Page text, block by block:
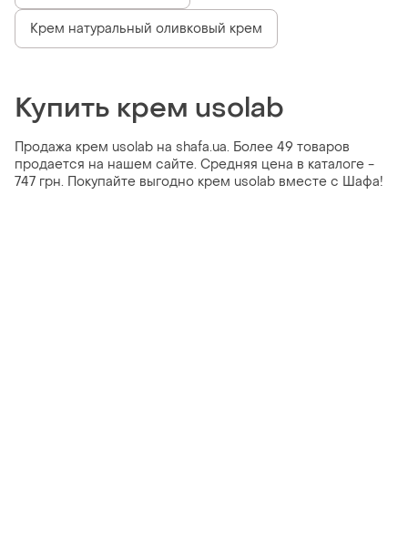
Крем натуральный оливковый крем
Купить крем usolab
Продажа крем usolab на shafa.ua. Более 49 товаров
продается на нашем сайте. Средняя цена в каталоге -
747 грн. Покупайте выгодно крем usolab вместе с Шафа!